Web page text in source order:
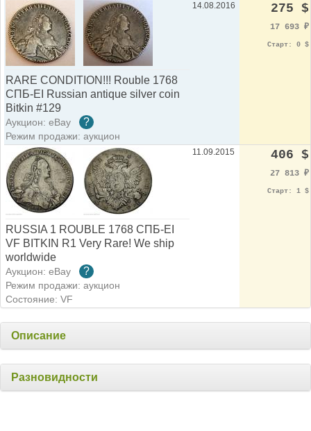
RARE CONDITION!!! Rouble 1768
СПБ-EI Russian antique silver coin
Bitkin #129
Аукцион: eBay ?
Режим продажи: аукцион
14.08.2016 275 $
17 693 ₽
Старт: 0 $
RUSSIA 1 ROUBLE 1768 CПБ-ЕI
VF BITKIN R1 Very Rare! We ship
worldwide
Аукцион: eBay ?
Режим продажи: аукцион
Состояние: VF
11.09.2015 406 $
27 813 ₽
Старт: 1 $
Описание
Разновидности